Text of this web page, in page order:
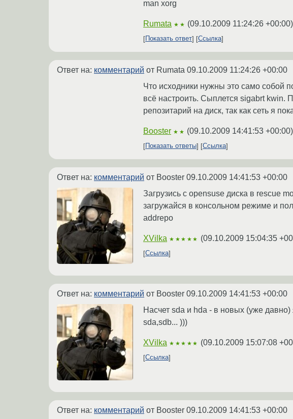
man xorg
Rumata ★★ (09.10.2009 11:24:26 +00:00)
Показать ответ Ссылка
Ответ на: комментарий от Rumata 09.10.2009 11:24:26 +00:00
Что исходники нужны это само собой
всё настроить. Сыплется sigabrt kwin.
репозитарий на диск, так как сеть я
Booster ★★ (09.10.2009 14:41:53 +00:00)
Показать ответы
Ссылка
Ответ на: комментарий от Booster 09.10.2009 14:41:53 +00:00
Загрузись с opensuse диска в rescue
загружайся в консольном режиме и
addrepo
XVilka ★★★★★ (09.10.2009 15:04:35
Ссылка
Ответ на: комментарий от Booster 09.10.2009 14:41:53 +00:00
Насчет sda и hda - в новых (уже
sda,sdb... )))
XVilka ★★★★★ (09.10.2009 15:07:08
Ссылка
Ответ на: комментарий от Booster 09.10.2009 14:41:53 +00:00